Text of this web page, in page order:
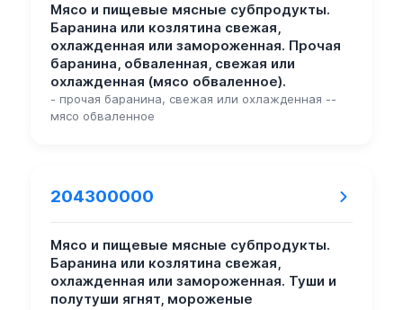
Мясо и пищевые мясные субпродукты.
Баранина или козлятина свежая,
охлажденная или замороженная. Прочая
баранина, обваленная, свежая или
охлажденная (мясо обваленное).
- прочая баранина, свежая или охлажденная --
мясо обваленное
204300000
Мясо и пищевые мясные субпродукты.
Баранина или козлятина свежая,
охлажденная или замороженная. Туши и
полутуши ягнят, мороженые